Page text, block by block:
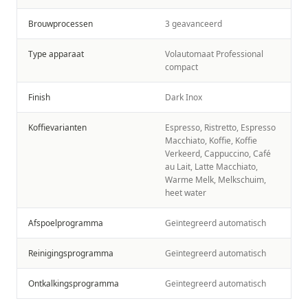
Brouwprocessen 3 geavanceerd
Type apparaat
Volautomaat Professional
compact
Finish Dark Inox
Koffievarianten
Espresso, Ristretto, Espresso
Macchiato, Koffie, Koffie
Verkeerd, Cappuccino, Café
au Lait, Latte Macchiato,
Warme Melk, Melkschuim,
heet water
Afspoelprogramma Geïntegreerd automatisch
Reinigingsprogramma Geïntegreerd automatisch
Ontkalkingsprogramma Geïntegreerd automatisch